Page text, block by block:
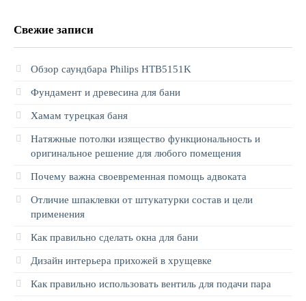
Свежие записи
Обзор саундбара Philips HTB5151K
Фундамент и древесина для бани
Хамам турецкая баня
Натяжные потолки изящество функциональность и
оригинальное решение для любого помещения
Почему важна своевременная помощь адвоката
Отличие шпаклевки от штукатурки состав и цели
применения
Как правильно сделать окна для бани
Дизайн интерьера прихожей в хрущевке
Как правильно использовать вентиль для подачи пара